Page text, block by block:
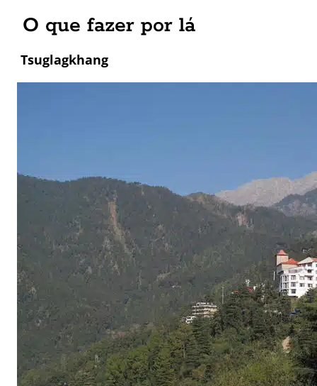
O que fazer por lá
Tsuglagkhang